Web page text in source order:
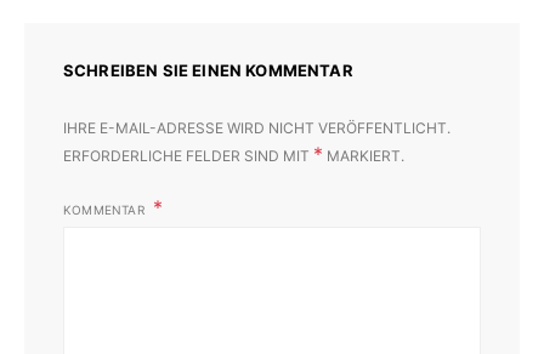
SCHREIBEN SIE EINEN KOMMENTAR
IHRE E-MAIL-ADRESSE WIRD NICHT VERÖFFENTLICHT.
ERFORDERLICHE FELDER SIND MIT * MARKIERT.
KOMMENTAR